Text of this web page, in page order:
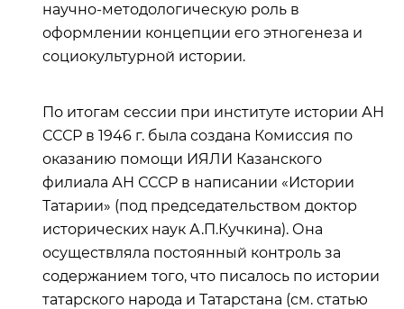
научно-методологическую роль в
оформлении концепции его этногенеза и
социокультурной истории.
По итогам сессии при институте истории АН
СССР в 1946 г. была создана Комиссия по
оказанию помощи ИЯЛИ Казанского
филиала АН СССР в написании «Истории
Татарии» (под председательством доктор
исторических наук А.П.Кучкина). Она
осуществляла постоянный контроль за
содержанием того, что писалось по истории
татарского народа и Татарстана (см. статью